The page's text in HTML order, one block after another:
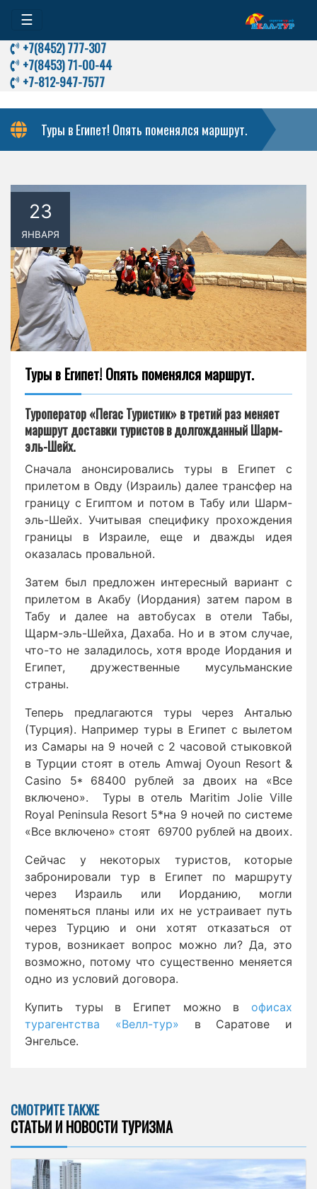
☰
+7(8452) 777-307
+7(8453) 71-00-44
+7-812-947-7577
Туры в Египет! Опять поменялся маршрут.
Туры в Египет! Опять поменялся маршрут.
Туроператор «Пегас Туристик» в третий раз меняет
маршрут доставки туристов в долгожданный Шарм-
эль-Шейх.
Сначала анонсировались туры в Египет с
прилетом в Овду (Израиль) далее трансфер на
границу с Египтом и потом в Табу или Шарм-
эль-Шейх. Учитывая специфику прохождения
границы в Израиле, еще и дважды идея
оказалась провальной.
Затем был предложен интересный вариант с
прилетом в Акабу (Иордания) затем паром в
Табу и далее на автобусах в отели Табы,
Щарм-эль-Шейха, Дахаба. Но и в этом случае,
что-то не заладилось, хотя вроде Иордания и
Египет, дружественные мусульманские
страны.
Теперь предлагаются туры через Анталью
(Турция). Например туры в Египет с вылетом
из Самары на 9 ночей с 2 часовой стыковкой
в Турции стоят в отель Amwaj Oyoun Resort &
Casino 5* 68400 рублей за двоих на «Все
включено». Туры в отель Maritim Jolie Ville
Royal Peninsula Resort 5*на 9 ночей по системе
«Все включено» стоят 69700 рублей на двоих.
Сейчас у некоторых туристов, которые
забронировали тур в Египет по маршруту
через Израиль или Иорданию, могли
поменяться планы или их не устраивает путь
через Турцию и они хотят отказаться от
туров, возникает вопрос можно ли? Да, это
возможно, потому что существенно меняется
одно из условий договора.
Купить туры в Египет можно в офисах
турагентства «Велл-тур» в Саратове и
Энгельсе.
23
ЯНВАРЯ
СМОТРИТЕ ТАКЖЕ
СТАТЬИ И НОВОСТИ ТУРИЗМА